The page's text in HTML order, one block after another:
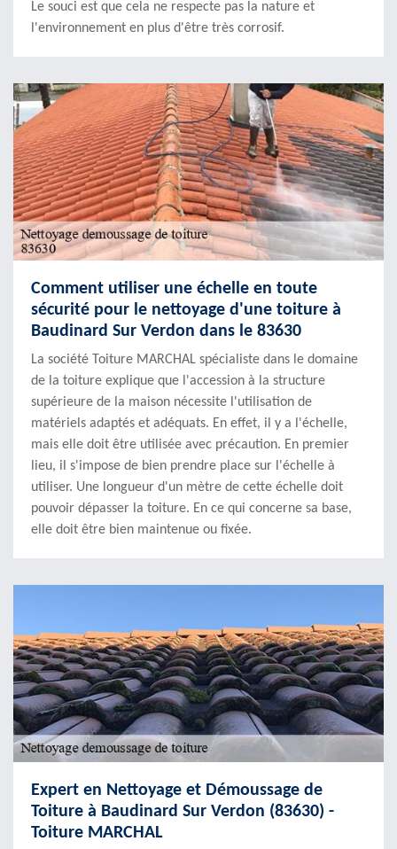
Le souci est que cela ne respecte pas la nature et
l'environnement en plus d'être très corrosif.
Comment utiliser une échelle en toute
sécurité pour le nettoyage d'une toiture à
Baudinard Sur Verdon dans le 83630
La société Toiture MARCHAL spécialiste dans le domaine
de la toiture explique que l'accession à la structure
supérieure de la maison nécessite l'utilisation de
matériels adaptés et adéquats. En effet, il y a l'échelle,
mais elle doit être utilisée avec précaution. En premier
lieu, il s'impose de bien prendre place sur l'échelle à
utiliser. Une longueur d'un mètre de cette échelle doit
pouvoir dépasser la toiture. En ce qui concerne sa base,
elle doit être bien maintenue ou fixée.
Expert en Nettoyage et Démoussage de
Toiture à Baudinard Sur Verdon (83630) -
Toiture MARCHAL